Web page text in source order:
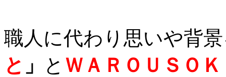
職人に代わり思いや背
と 」 と ＷＡＲＯＵＳＯＫ